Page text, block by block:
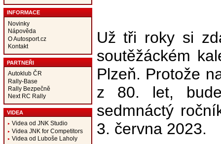
INFORMACE
Novinky
Nápověda
O Autosport.cz
Kontakt
PARTNEŘI
Autoklub ČR
Rally-Base
Rally Bezpečně
Next RC Rally
VIDEA
Videa od JNK Studio
Videa JNK for Competitors
Videa od Luboše Laholy
Už tři roky si
soutěžáckém
Plzeň. Protože
z 80. let,
sedmnáctý
3. června 2023.